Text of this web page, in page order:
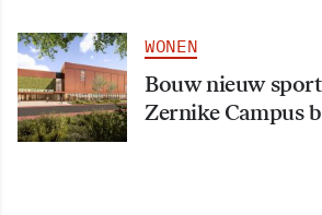
WONEN
Bouw nieuw
Zernike Campus